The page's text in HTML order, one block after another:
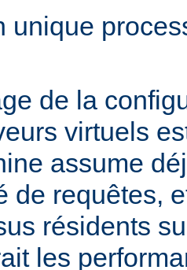
unique
de la
virtuels
assume
de requêtes,
résidents
les